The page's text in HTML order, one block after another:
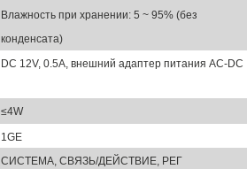
Влажность при хранении:5~ 95% (без
конденсата)
DC 12V, 0.5A, внешний адаптер питания AC-DC
≤4W
1GE
СИСТЕМА, СВЯЗЬ/ДЕЙСТВИЕ, РЕГ